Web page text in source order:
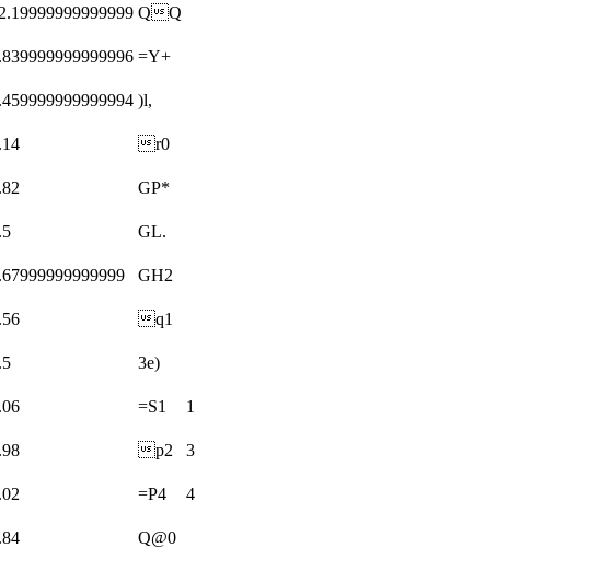
QQ
=Y+
)l,
r0
GP*
GL.
GH2
q1
3e)
=S1 1
p2 3
=P4 4
Q@0